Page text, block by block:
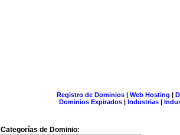
Registro de Dominios| Web Hosting |
Dominios Expirados | Industrias |
Categorías de Dominio: